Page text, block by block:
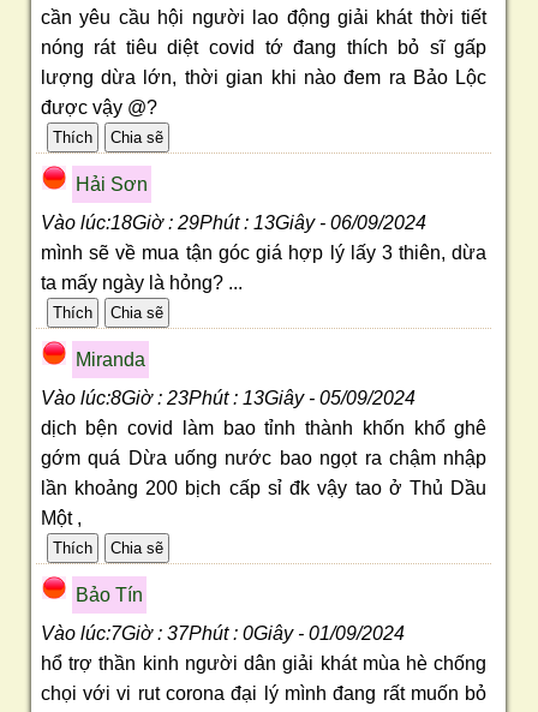
cần yêu cầu hội người lao động giải khát thời tiết
nóng rát tiêu diệt covid tớ đang thích bỏ sĩ gấp
lượng dừa lớn, thời gian khi nào đem ra Bảo Lộc
được vậy @?
Hải Sơn
Vào lúc:18Giờ : 29Phút : 13Giây - 06/09/2024
mình sẽ về mua tận góc giá hợp lý lấy 3 thiên, dừa
ta mấy ngày là hỏng? ...
Miranda
Vào lúc:8Giờ : 23Phút : 13Giây - 05/09/2024
dịch bện covid làm bao tỉnh thành khốn khổ ghê
gớm quá Dừa uống nước bao ngọt ra chậm nhập
lần khoảng 200 bịch cấp sỉ đk vậy tao ở Thủ Dầu
Một ,
Bảo Tín
Vào lúc:7Giờ : 37Phút : 0Giây - 01/09/2024
hổ trợ thần kinh người dân giải khát mùa hè chống
chọi với vi rut corona đại lý mình đang rất muốn bỏ